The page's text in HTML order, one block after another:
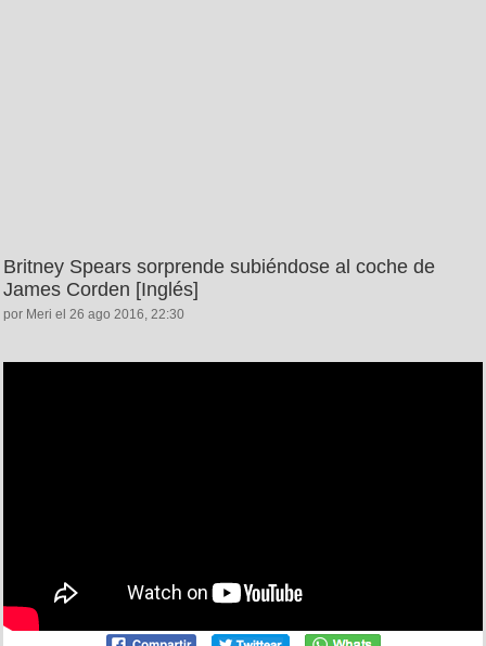
Britney Spears sorprende subiéndose al coche de
James Corden [Inglés]
por Meri el 26 ago 2016, 22:30